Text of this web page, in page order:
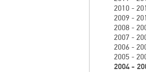
2010 -
2009 -
2008 -
2007 -
2006 -
2005 -
2004 -